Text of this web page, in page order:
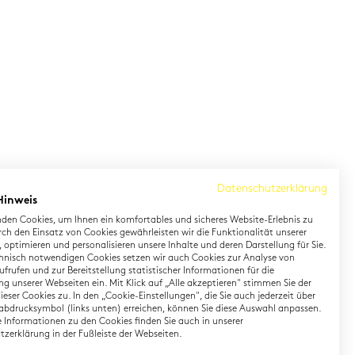
German
Private Training
TestDaF
Contact
Onlineshop
Directions
Datenschutzerklärung
Cookies, um Ihnen ein komfortables und sicheres Website-Erlebnis zu
den Einsatz von Cookies gewährleisten wir die Funktionalität unserer
optimieren und personalisieren unsere Inhalte und deren Darstellung für Sie.
notwendigen Cookies setzen wir auch Cookies zur Analyse von
und zur Bereitstellung statistischer Informationen für die
unserer Webseiten ein. Mit Klick auf „Alle akzeptieren" stimmen Sie der
Cookies zu. In den „Cookie-Einstellungen", die Sie auch jederzeit über
(links unten) erreichen, können Sie diese Auswahl anpassen.
Informationen zu den Cookies finden Sie auch in unserer
in der Fußleiste der Webseiten.